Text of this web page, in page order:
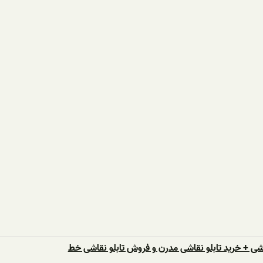
+ خرید تابلو نقاشی مدرن و فروش تابلو نقاشی خط